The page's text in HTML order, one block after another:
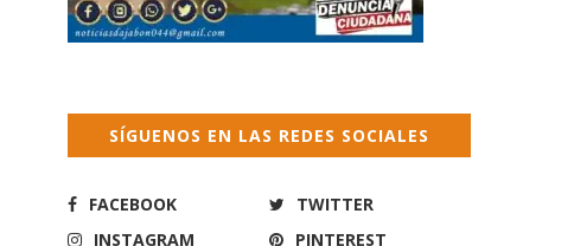
SÍGUENOS EN LAS REDES SOCIALES
FACEBOOK
TWITTER
INSTAGRAM
PINTEREST